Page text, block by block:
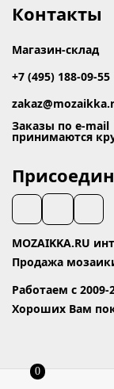
Контакты
Магазин-склад
+7 (495) 188-09-55
Заказы по e-mail
принимаются
MOZAIKKA.RU
Продажа
Работаем с
Хороших Вам
0